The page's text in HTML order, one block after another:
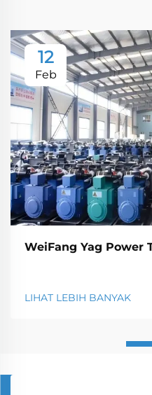
12
Feb
WeiFang Yag Power
LIHAT LEBIH BANYAK